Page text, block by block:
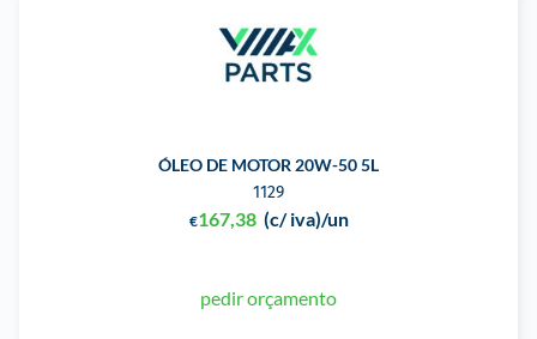
ÓLEO DE MOTOR 20W-50 5L
1129
€167,38 (c/ iva)/un
pedir orçamento